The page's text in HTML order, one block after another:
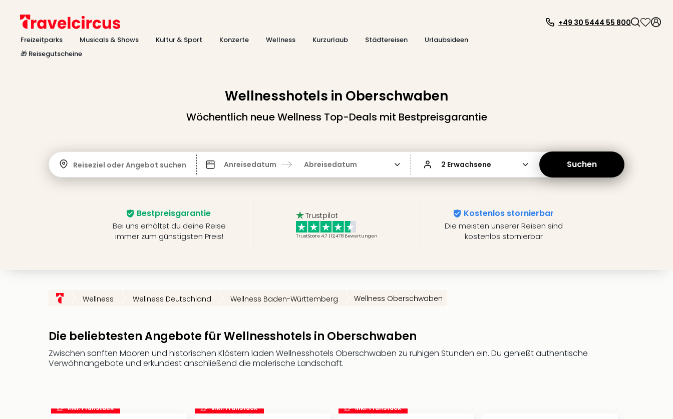
Freizeitparks Musicals & Shows Kultur & Sport Konzerte Wellness Kurzurlaub Städtereisen
Urlaubsideen
🎁 Reisegutscheine
+49 30 5444 55 800
Wellnesshotels in Oberschwaben
Wöchentlich neue Wellness Top-Deals mit Bestpreisgarantie
Reiseziel oder Angebot suchen Anreisedatum Abreisedatum 2 Erwachsene Suchen
Bestpreisgarantie
Bei uns erhältst du deine Reise
immer zum günstigsten Preis!
Trustpilot
TrustScore 4.7 | 12,478 Bewertungen
Kostenlos stornierbar
Die meisten unserer Reisen sind
kostenlos stornierbar
Wellness Wellness Deutschland Wellness Baden-Württemberg Wellness Oberschwaben
Die beliebtesten Angebote für Wellnesshotels in Oberschwaben
Zwischen sanften Mooren und historischen Klöstern laden Wellnesshotels Oberschwaben zu ruhigen Stunden ein. Du genießt authentische
Verwöhnangebote und erkundest anschließend die malerische Landschaft.
inkl. Frühstück inkl. Frühstück inkl. Frühstück